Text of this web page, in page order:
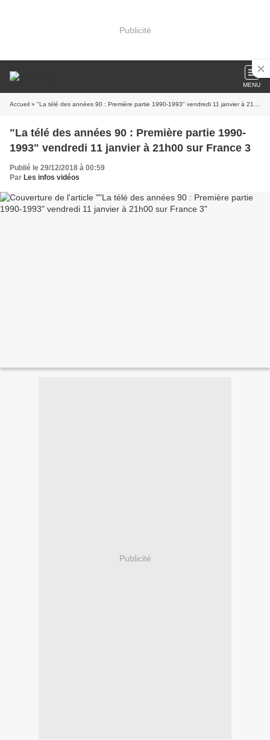
Publicité
MENU
Accueil » "La télé des années 90 : Première partie 1990-1993" vendredi 11 janvier à 21h00 sur France 3
"La télé des années 90 : Première partie 1990-
1993" vendredi 11 janvier à 21h00 sur France 3
Publié le 29/12/2018 à 00:59
Par Les infos vidéos
Publicité